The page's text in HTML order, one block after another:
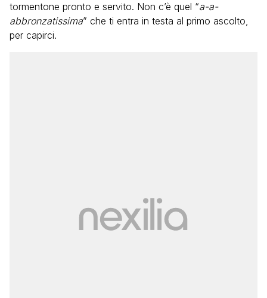
tormentone pronto e servito. Non c’è quel “a-a-
abbronzatissima” che ti entra in testa al primo ascolto,
per capirci.